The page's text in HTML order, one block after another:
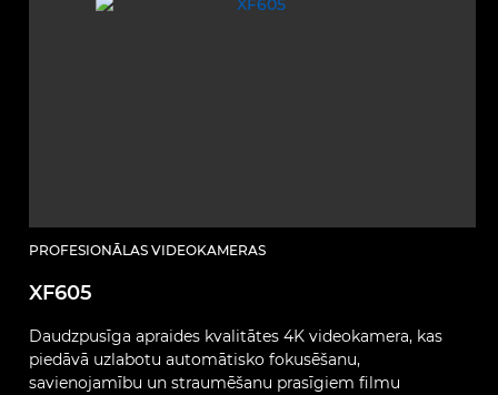
PROFESIONĀLAS VIDEOKAMERAS
XF605
Daudzpusīga apraides kvalitātes 4K videokamera, kas
piedāvā uzlabotu automātisko fokusēšanu,
savienojamību un straumēšanu prasīgiem filmu